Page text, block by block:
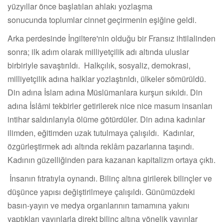
yüzyıllar önce başlatılan ahlakı yozlaşma
sonucunda toplumlar cinnet geçirmenin eşiğine geldi.
Arka perdesinde İngiltere'nin olduğu bir Fransız ihtilalinden
sonra; ilk adım olarak milliyetçilik adı altında uluslar
birbiriyle savaştırıldı. Halkçılık, sosyaliz, demokrasi,
milliyetçilik adına halklar yozlaştırıldı, ülkeler sömürüldü.
Din adına İslam adına Müslümanlara kurşun sıkıldı. Din
adına İslâmi tekbirler getirilerek nice nice masum insanları
intihar saldırılarıyla ölüme götürdüler. Din adına kadınlar
ilimden, eğitimden uzak tutulmaya çalışıldı. Kadınlar,
özgürleştirmek adı altında reklâm pazarlarına taşındı.
Kadının güzelliğinden para kazanan kapitalizm ortaya çıktı.
İnsanın fıtratıyla oynandı. Bilinç altına girilerek bilinçler ve
düşünce yapısı değiştirilmeye çalışıldı. Günümüzdeki
basın-yayın ve medya organlarının tamamına yakını
yaptıkları yayınlarla direkt bilinç altına yönelik yayınlar